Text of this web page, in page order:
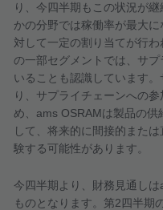
り、今四半期もこの状況が
かの分野では稼働率が最大
対して一定の割り当てが行
の一部セグメントでは、サ
いることも認識しています
り、サプライチェーンへの
め、 ams OSRAMは製品の供
して、将来的に間接的また
験する可能性があります。
今四半期より、財務見通しは
ものとなります。第2四半期